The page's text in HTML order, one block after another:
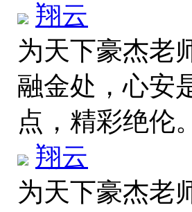
翔云
为天下豪杰老
融金处，心安
点，精彩绝
翔云
为天下豪杰老